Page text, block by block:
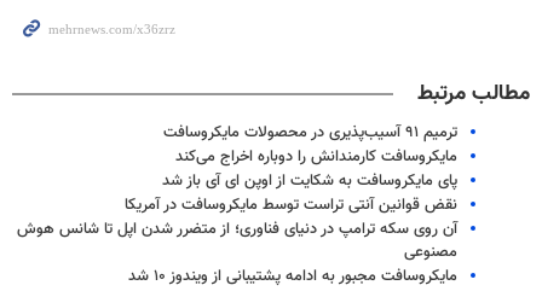
مطالب مرتبط
ترمیم ۹۱ آسیب‌پذیری در محصولات مایکروسافت
مایکروسافت کارمندانش را دوباره اخراج می‌کند
پای مایکروسافت به شکایت از اوپن ای آی باز شد
نقض قوانین آنتی تراست توسط مایکروسافت در آمریکا
آن روی سکه ترامپ در دنیای فناوری؛ از متضرر شدن اپل تا شانس هوش
مصنوعی
مایکروسافت مجبور به ادامه پشتیبانی از ویندوز ۱۰ شد